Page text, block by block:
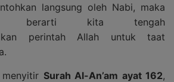
langsung oleh Nabi, maka
berarti kita tengah
perintah Allah untuk taat
Surah Al-An’am ayat 162,